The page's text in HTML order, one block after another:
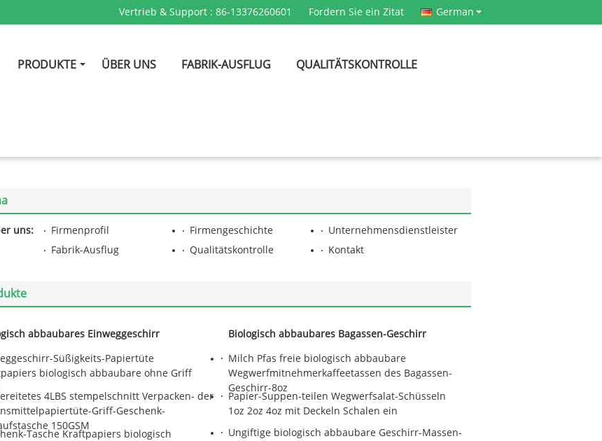
Vertrieb & Support : 86-13376260601 Fordern Sie ein Zitat German
PRODUKTE ÜBER UNS FABRIK-AUSFLUG QUALITÄTSKONTROLLE
uns: Firmenprofil Firmengeschichte
Unternehmensdienstleister
Fabrik-Ausflug
Qualitätskontrolle Kontakt
abbaubares Einweggeschirr
Süßigkeits-Papiertüte
biologisch abbaubare ohne Griff
4LBS stempelschnitt Verpacken- der
Griff-Geschenk-
150GSM
Tasche Kraftpapiers biologisch
Biologisch abbaubares Bagassen-Geschirr
Milch Pfas freie biologisch abbaubare
Wegwerfmitnehmerkaffeetassen des Bagassen-
Geschirr-8oz
Papier-Suppen-teilen Wegwerfsalat-Schüsseln
1oz 2oz 4oz mit Deckeln Schalen ein
Ungiftige biologisch abbaubare Geschirr-Massen-